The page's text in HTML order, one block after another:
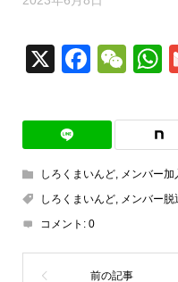
X
しろくまいんど, メンバー
しろくまいんど, メンバー脱
コメント: 0